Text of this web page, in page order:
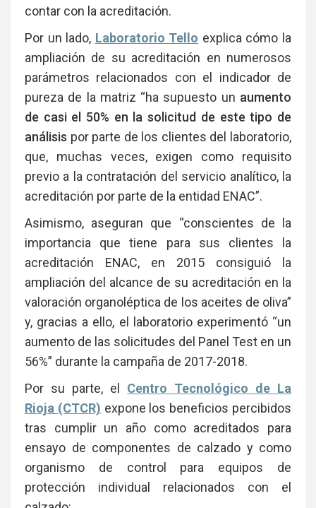
contar con la acreditación.
Por un lado, Laboratorio Tello explica cómo la
ampliación de su acreditación en numerosos
parámetros relacionados con el indicador de
pureza de la matriz “ha supuesto un aumento
de casi el 50% en la solicitud de este tipo de
análisis por parte de los clientes del laboratorio,
que, muchas veces, exigen como requisito
previo a la contratación del servicio analítico, la
acreditación por parte de la entidad ENAC”.
Asimismo, aseguran que “conscientes de la
importancia que tiene para sus clientes la
acreditación ENAC, en 2015 consiguió la
ampliación del alcance de su acreditación en la
valoración organoléptica de los aceites de oliva”
y, gracias a ello, el laboratorio experimentó “un
aumento de las solicitudes del Panel Test en un
56%” durante la campaña de 2017-2018.
Por su parte, el Centro Tecnológico de La
Rioja (CTCR) expone los beneficios percibidos
tras cumplir un año como acreditados para
ensayo de componentes de calzado y como
organismo de control para equipos de
protección individual relacionados con el